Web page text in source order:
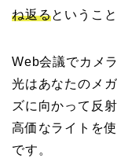
ね返るということ
Web会議でカメ
光はあなたのメ
ズに向かって反
高価なライトを
です。